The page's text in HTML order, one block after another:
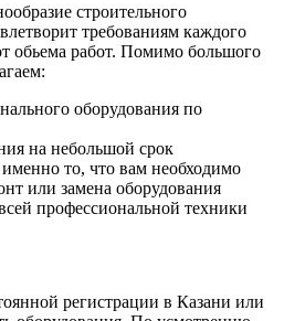
строительного
требованиям каждого
обьема работ. Помимо большого
оборудования по
на небольшой срок
то, что вам необходимо
или замена оборудования
профессиональной техники
регистрации в Казани или